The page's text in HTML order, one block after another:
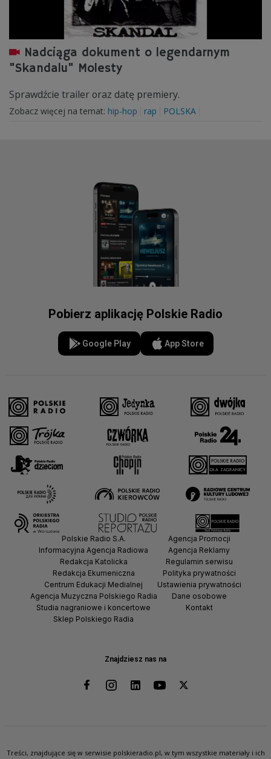
Nadciąga dokument o legendarnym
"Skandalu" Molesty
Sprawdźcie trailer oraz datę premiery.
Zobacz więcej na temat: hip-hop rap POLSKA
Pobierz aplikację Polskie Radio
Google Play App Store
Znajdziesz nas na
Polskie Radio S.A.
Informacyjna Agencja Radiowa
Redakcja Katolicka
Redakcja Ekumeniczna
Centrum Edukacji Medialnej
Agencja Muzyczna Polskiego Radia
Studia nagraniowe i koncertowe
Sklep Polskiego Radia
Agencja Promocji
Agencja Reklamy
Regulamin serwisu
Polityka prywatności
Ustawienia prywatności
Dane osobowe
Kontakt
Treści, znajdujące się w serwisie polskieradio.pl, w tym wszystkie materiały i ich